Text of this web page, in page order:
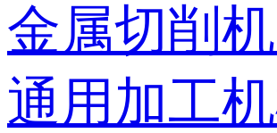
金属切削
通用加工